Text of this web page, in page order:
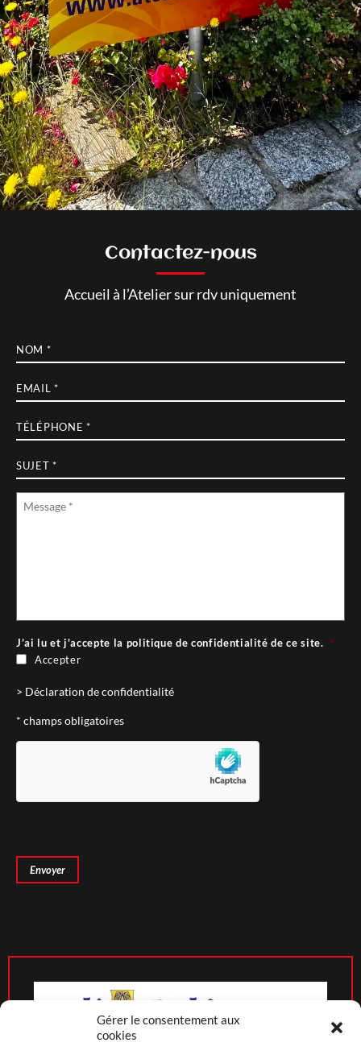
Gérer le consentement aux
cookies
Contactez-nous
Accueil à l’Atelier sur rdv uniquement
Nom *
E-
mail *
Téléphone *
Sujet
J’ai lu et j'accepte la politique de confidentialité de ce site. *
Accepter
> Déclaration de confidentialité
* champs obligatoires
hCaptcha